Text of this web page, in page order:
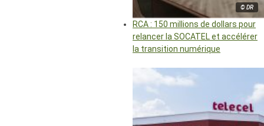
© DR
RCA : 150 millions de dollars pour
relancer la SOCATEL et accélérer
la transition numérique